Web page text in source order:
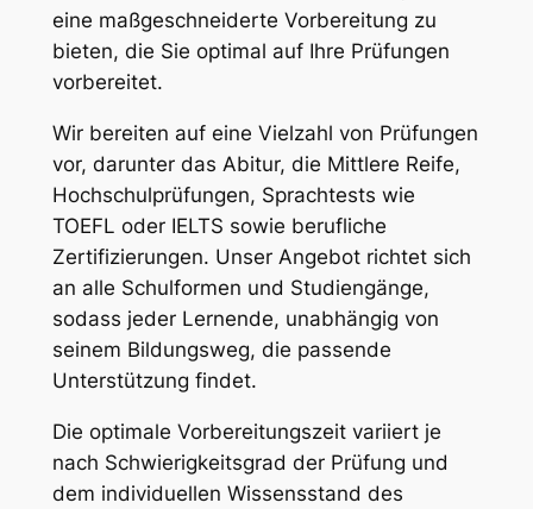
eine maßgeschneiderte Vorbereitung zu
bieten, die Sie optimal auf Ihre Prüfungen
vorbereitet.
Wir bereiten auf eine Vielzahl von Prüfungen
vor, darunter das Abitur, die Mittlere Reife,
Hochschulprüfungen, Sprachtests wie
TOEFL oder IELTS sowie berufliche
Zertifizierungen. Unser Angebot richtet sich
an alle Schulformen und Studiengänge,
sodass jeder Lernende, unabhängig von
seinem Bildungsweg, die passende
Unterstützung findet.
Die optimale Vorbereitungszeit variiert je
nach Schwierigkeitsgrad der Prüfung und
dem individuellen Wissensstand des